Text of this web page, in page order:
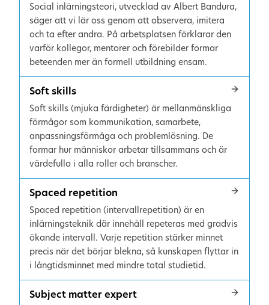
Social inlärningsteori, utvecklad av Albert Bandura,
säger att vi lär oss genom att observera, imitera
och ta efter andra. På arbetsplatsen förklarar den
varför kollegor, mentorer och förebilder formar
beteenden mer än formell utbildning ensam.
Soft skills
Soft skills (mjuka färdigheter) är mellanmänskliga
förmågor som kommunikation, samarbete,
anpassningsförmåga och problemlösning. De
formar hur människor arbetar tillsammans och är
värdefulla i alla roller och branscher.
Spaced repetition
Spaced repetition (intervallrepetition) är en
inlärningsteknik där innehåll repeteras med gradvis
ökande intervall. Varje repetition stärker minnet
precis när det börjar blekna, så kunskapen flyttar in
i långtidsminnet med mindre total studietid.
Subject matter expert